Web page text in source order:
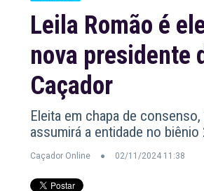
Leila Romão é
nova presidente
Caçador
Eleita em chapa de
assumirá a entidade no
Caçador Online 02/11/2024 11:38